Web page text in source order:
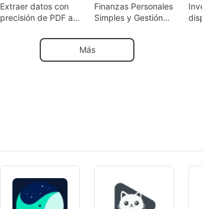
Extraer datos con
precisión de PDF a
Finanzas Personales
Simples y Gestión
Más